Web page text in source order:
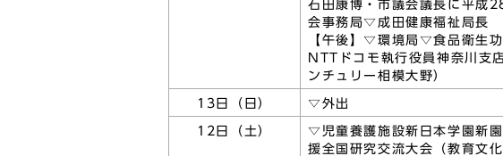
石田康博・市議会議長に平成
会事務局▽成田健康福祉局長
【午後】▽環境局▽食品衛生
NTTドコモ執行役員神奈川支
ンチュリー相模大野）
13日（日） ▽外出
12日（土）
▽児童養護施設新日本学園新
援全国研究交流大会（教育文